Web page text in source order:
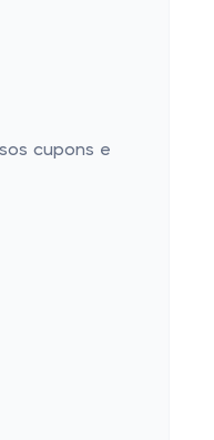
cupons e